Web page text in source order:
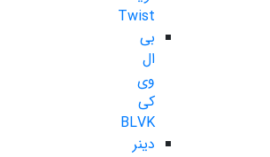
Twist
بی
ال
وی
کی
BLVK
دینر